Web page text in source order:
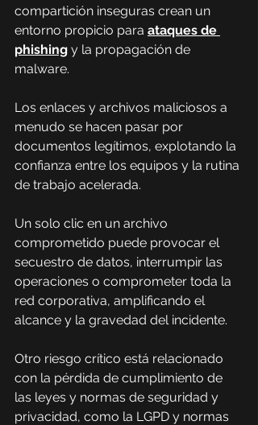
compartición inseguras crean un
entorno propicio para ataques de
phishing y la propagación de
malware.
Los enlaces y archivos maliciosos a
menudo se hacen pasar por
documentos legítimos, explotando la
confianza entre los equipos y la rutina
de trabajo acelerada.
Un solo clic en un archivo
comprometido puede provocar el
secuestro de datos, interrumpir las
operaciones o comprometer toda la
red corporativa, amplificando el
alcance y la gravedad del incidente.
Otro riesgo crítico está relacionado
con la pérdida de cumplimiento de
las leyes y normas de seguridad y
privacidad, como la LGPD y normas